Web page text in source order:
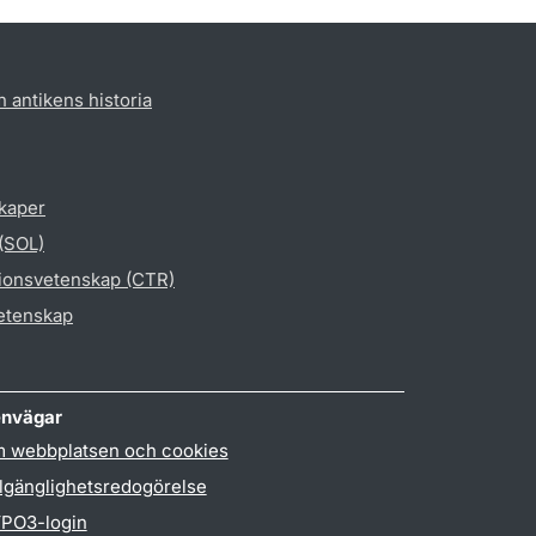
antikens historia
(CTR)
webbplatsen och cookies
login